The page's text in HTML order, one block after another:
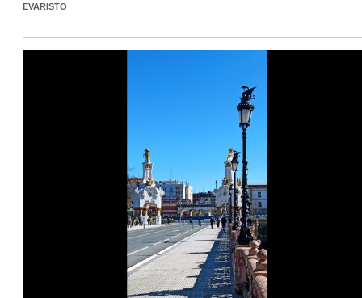
EVARISTO